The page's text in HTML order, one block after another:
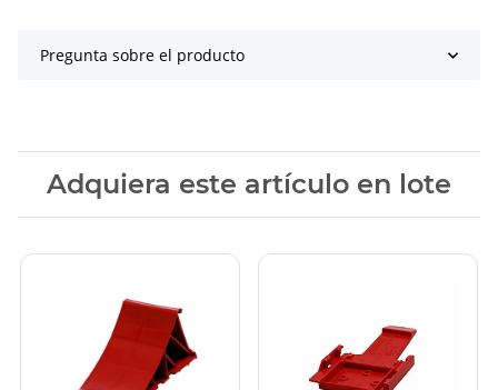
Pregunta sobre el producto
Adquiera este artículo en lote